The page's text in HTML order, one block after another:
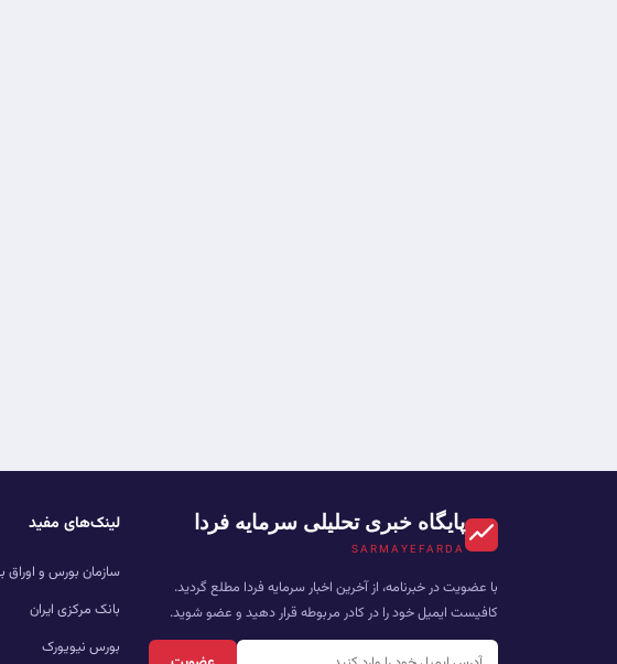
پایگاه خبری تحلیلی سرمایه فردا
SARMAYEFARDA
با عضویت در خبرنامه، از آخرین اخبار سرمایه فردا مطلع گردید.
کافیست ایمیل خود را در کادر مربوطه قرار دهید و عضو شوید.
لینک‌های مفید
سازمان بورس و اوراق
بانک مرکزی ایران
بورس نیویورک